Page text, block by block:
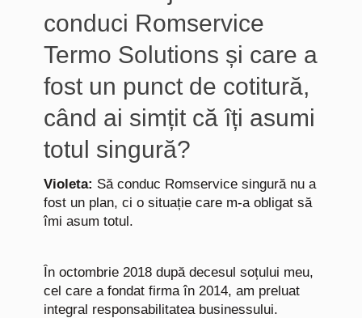
conduci Romservice
Termo Solutions și care a
fost un punct de cotitură,
când ai simțit că îți asumi
totul singură?
Violeta: Să conduc Romservice singură nu a
fost un plan, ci o situație care m-a obligat să
îmi asum totul.
În octombrie 2018 după decesul soțului meu,
cel care a fondat firma în 2014, am preluat
integral responsabilitatea businessului.